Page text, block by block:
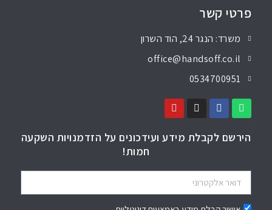
פרטי קשר
משרד: הנגר 24, הוד השרון
office@handsoff.co.il
0534700951
הירשם לקבלת מידע ועידכונים על הזדמנויות השקעה
חמות!